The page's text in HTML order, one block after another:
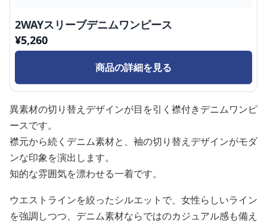
2WAYスリーブデニムワンピース
¥5,260
商品の詳細を見る
異素材の切り替えデザインが目を引く襟付きデニムワンピ
ースです。
襟元から続くデニム素材と、袖の切り替えデザインがモダ
ンな印象を演出します。
知的な雰囲気を漂わせる一着です。
ウエストラインを絞ったシルエットで、女性らしいライン
を強調しつつ、デニム素材ならではのカジュアル感も備え